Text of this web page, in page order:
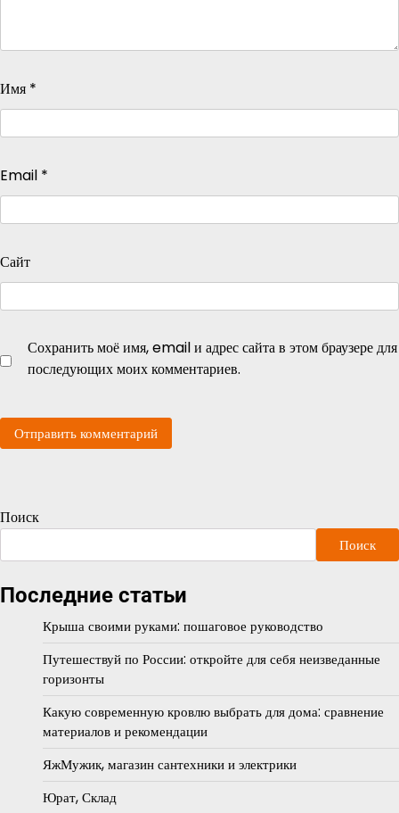
Имя *
Email *
Сайт
Сохранить моё имя, email и адрес сайта в этом браузере для
последующих моих комментариев.
Поиск
Поиск
Последние статьи
Крыша своими руками: пошаговое руководство
Путешествуй по России: откройте для себя неизведанные
горизонты
Какую современную кровлю выбрать для дома: сравнение
материалов и рекомендации
ЯжМужик, магазин сантехники и электрики
Юрат, Склад